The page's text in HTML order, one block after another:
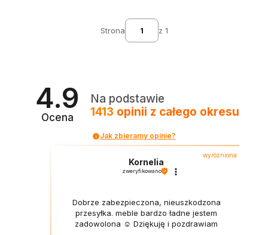
Strona z 1
4.9
Ocena
Na podstawie
1413 opinii z całego okresu
Jak zbieramy opinie?
wyróżniona
Kornelia
zweryfikowano
Dobrze zabezpieczona, nieuszkodzona
przesyłka. meble bardzo ładne jestem
zadowolona ☺️ Dziękuję i pozdrawiam